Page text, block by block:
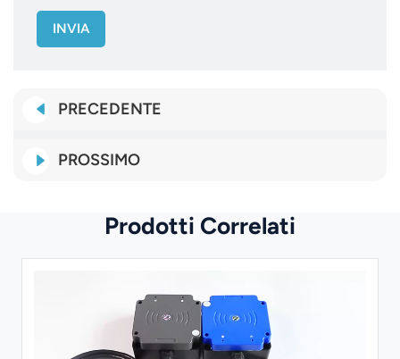
INVIA
PRECEDENTE
PROSSIMO
Prodotti Correlati